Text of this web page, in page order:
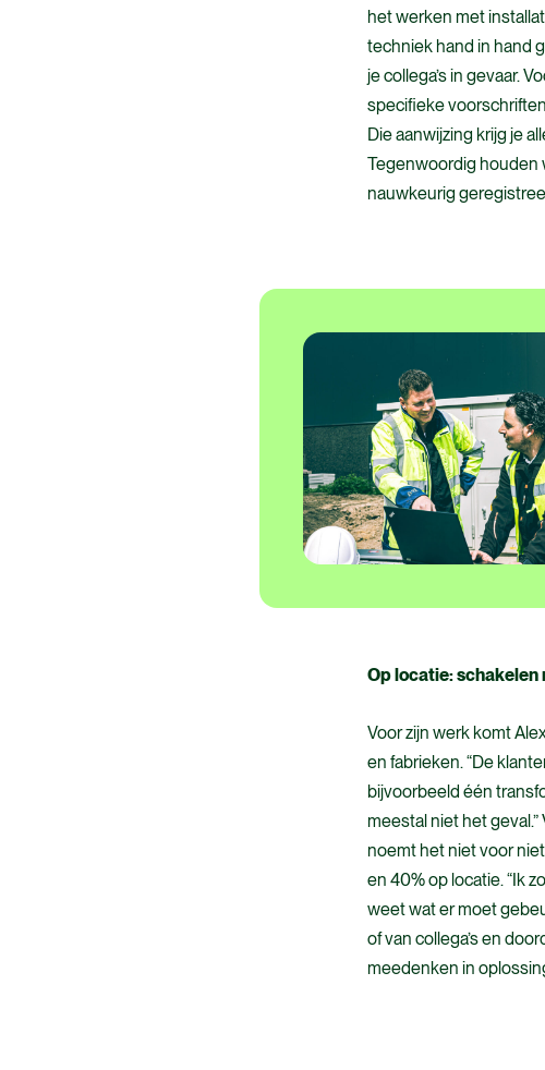
het werken met
techniek hand in hand
je collega’s in gevaar.
specifieke
Die aanwijzing krijg je
Tegenwoordig houden
nauwkeurig
Op locatie: schakelen
Voor zijn werk komt
en fabrieken. “De
bijvoorbeeld één
meestal niet het
noemt het niet voor
en 40% op locatie. “Ik
weet wat er moet
of van collega’s en
meedenken in